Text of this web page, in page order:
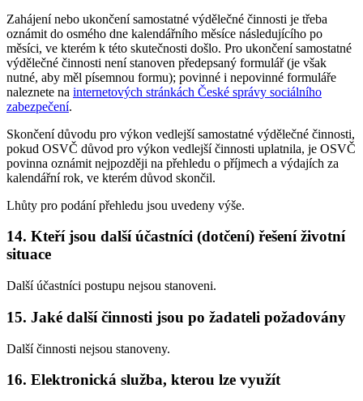
Zahájení nebo ukončení samostatné výdělečné činnosti je třeba
oznámit do osmého dne kalendářního měsíce následujícího po
měsíci, ve kterém k této skutečnosti došlo. Pro ukončení samostatné
výdělečné činnosti není stanoven předepsaný formulář (je však
nutné, aby měl písemnou formu); povinné i nepovinné formuláře
naleznete na internetových stránkách České správy sociálního
zabezpečení.
Skončení důvodu pro výkon vedlejší samostatné výdělečné činnosti,
pokud OSVČ důvod pro výkon vedlejší činnosti uplatnila, je OSVČ
povinna oznámit nejpozději na přehledu o příjmech a výdajích za
kalendářní rok, ve kterém důvod skončil.
Lhůty pro podání přehledu jsou uvedeny výše.
14. Kteří jsou další účastníci (dotčení) řešení životní
situace
Další účastníci postupu nejsou stanoveni.
15. Jaké další činnosti jsou po žadateli požadovány
Další činnosti nejsou stanoveny.
16. Elektronická služba, kterou lze využít